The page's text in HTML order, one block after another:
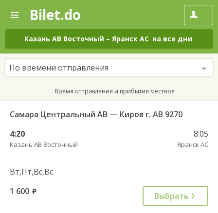
—
Поиск
и
покупка
билетов
на
автобус
онлайн
Bilet.do
Казань АВ Восточный – Яранск АС на все дни
По времени отправления
Время отправления и прибытия местное
Самара Центральный АВ — Киров г. АВ 9270
4:20
Казань АВ Восточный
8:05
Яранск АС
Вт,Пт,Вс,Вс
1 600 руб. Выбрать